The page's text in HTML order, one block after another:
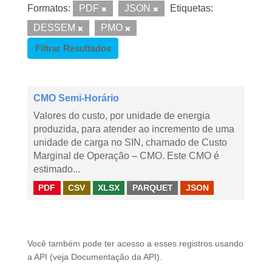
Formatos: PDF JSON
Etiquetas:
DESSEM
PMO
Filtrar Resultados
CMO Semi-Horário
Valores do custo, por unidade de energia
produzida, para atender ao incremento de uma
unidade de carga no SIN, chamado de Custo
Marginal de Operação – CMO. Este CMO é
estimado...
PDF CSV XLSX PARQUET JSON
Você também pode ter acesso a esses registros usando
a API (veja Documentação da API ).